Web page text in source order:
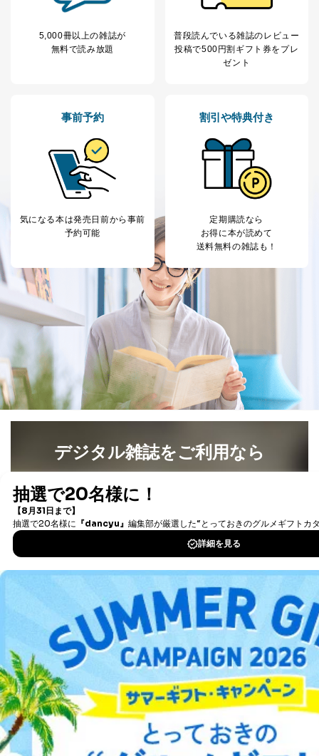
人情報
の確認のため
ｅメール等によるカスタマーQ＆A
サイトのサービス内容のご案内の
るご案内のため
個人情報
採用選考、ご連絡のため
当社の従業者の個
人情報
人事、総務などの雇用管理等のた
6
パートナー（提携
企業）からの委託
により当社の
定期購読サービス
等をご利用の方の
購入商品配送のため
提携企業及びお客様がご購入され
た商品の発売元企業からのｅメー
ル等による商品、
サービス、キャンペーン等の広告
に関するご案内のため
7
SNS公式アカウン
トに登録された方
の個人情報
当社のサービス利用状況の把握お
よびその分析のため
お問い合わせ対応、トラブル対
処、オペレーター教育など応対品
質向上のため
その他当社のプライバシーポリシ
ー等にて公表する利用目的達成の
ため
※上記の利用目的のうちNo.1～5については保有個人デ
ータ（開示対象個人情報）の利用目的であり、下記4.の
開示等のご請求に対応させていただきます。
なお、6、7については、パートナー（提携企業）様又は
ます。
３．個人情報の第三者提供について
当社は、取得した個人情報を適切に管理し､あらかじめ
本人の同意を得ることなく第三者に提供することはあり
ません。ただし、次の場合は除きます。
場合であって、本人の同意を得ることが困難であると
公衆衛生の向上または児童の健全な育成の推進のため
に特に必要がある場合であって、本人の同意を得るこ
とが困難である場合。
国の機関もしくは地方公共団体またはその委託を受け
た者が法令の定める事務を遂行することに対して協力
する必要がある場合であって、本人の同意を得ること
により当該事務の遂行に支障を及ぼすおそれがあると
き。
上記２．の利用目的を実施するために守秘義務を結ん
だ企業に、業務の一部として個人情報の取扱いを委
託・提供する場合、その業務に必要な範囲で委託・提
供先企業に個人情報を開示することがあります。
5,000冊以上の雑誌が
無料で読み放題
普段読んでいる雑誌のレビュー
投稿で500円割ギフト券をプレ
ゼント
事前予約
気になる本は発売日前から事前
予約可能
割引や特典付き
定期購読なら
お得に本が読めて
送料無料の雑誌も！
デジタル雑誌をご利用なら
書籍）が無料で読み放題！
DOWNLOAD FOR IOS
DOWNLOAD FOR ANDROID
ご利用方法はこちら
総合案内
アフィリエイト 採用情報